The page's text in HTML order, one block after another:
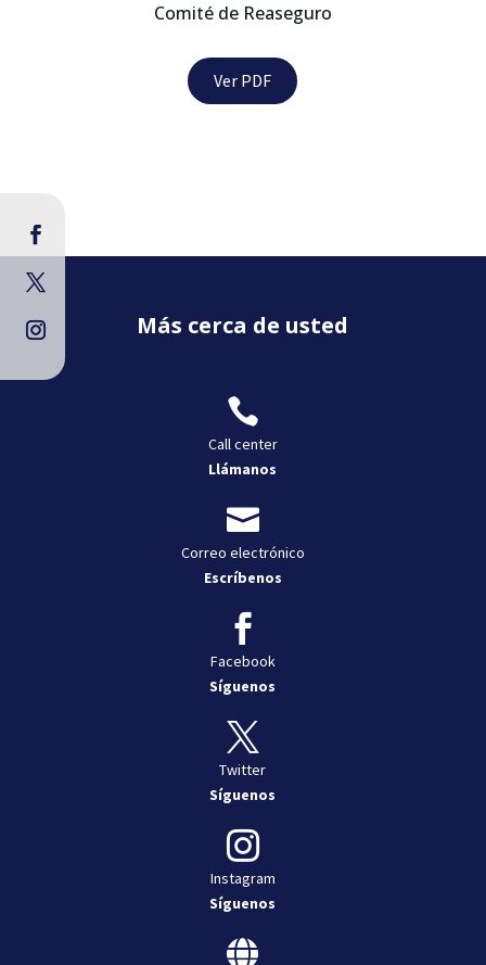
Comité de Reaseguro
Ver PDF
Más cerca de usted

Call center
Llámanos

Correo electrónico
Escríbenos

Facebook
Síguenos

Twitter
Síguenos

Instagram
Síguenos
